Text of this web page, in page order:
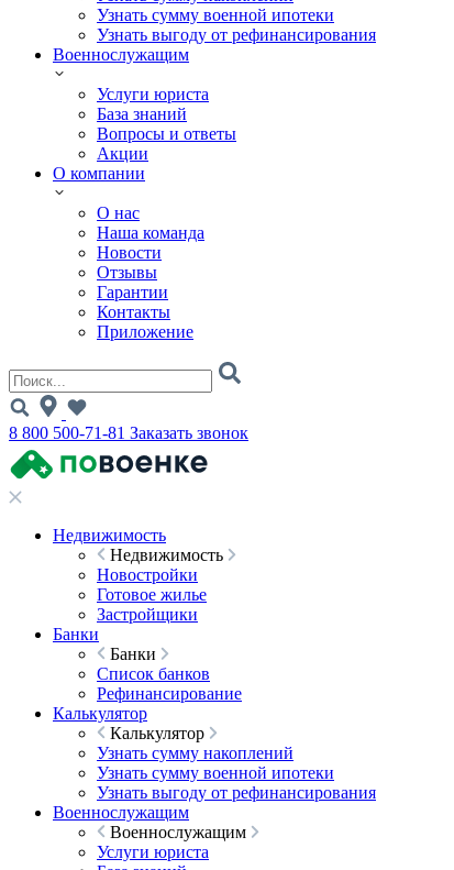
Узнать сумму военной ипотеки
Узнать выгоду от рефинансирования
Военнослужащим
Услуги юриста
База знаний
Вопросы и ответы
Акции
О компании
О нас
Наша команда
Новости
Отзывы
Гарантии
Контакты
Приложение
8 800 500-71-81 Заказать звонок
Недвижимость
Недвижимость
Новостройки
Готовое жилье
Застройщики
Банки
Банки
Список банков
Рефинансирование
Калькулятор
Калькулятор
Узнать сумму накоплений
Узнать сумму военной ипотеки
Узнать выгоду от рефинансирования
Военнослужащим
Военнослужащим
Услуги юриста